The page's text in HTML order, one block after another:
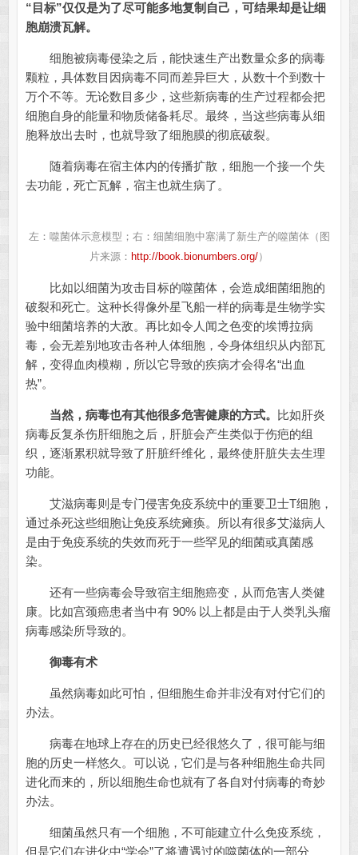
“目标”仅仅是为了尽可能多地复制自己，可结果却是让细
胞崩溃瓦解。
细胞被病毒侵染之后，能快速生产出数量众多的病毒
颗粒，具体数目因病毒不同而差异巨大，从数十个到数十
万个不等。无论数目多少，这些新病毒的生产过程都会把
细胞自身的能量和物质储备耗尽。最终，当这些病毒从细
胞释放出去时，也就导致了细胞膜的彻底破裂。
随着病毒在宿主体内的传播扩散，细胞一个接一个失
去功能，死亡瓦解，宿主也就生病了。
左：噬菌体示意模型；右：细菌细胞中塞满了新生产的噬菌体（图
片来源： http://book.bionumbers.org/）
比如以细菌为攻击目标的噬菌体，会造成细菌细胞的
破裂和死亡。这种长得像外星飞船一样的病毒是生物学实
验中细菌培养的大敌。再比如令人闻之色变的埃博拉病
毒，会无差别地攻击各种人体细胞，令身体组织从内部瓦
解，变得血肉模糊，所以它导致的疾病才会得名“出血
热”。
当然，病毒也有其他很多危害健康的方式。
比如肝炎
病毒反复杀伤肝细胞之后，肝脏会产生类似于伤疤的组
织，逐渐累积就导致了肝脏纤维化，最终使肝脏失去生理
功能。
艾滋病毒则是专门侵害免疫系统中的重要卫士T细胞，
通过杀死这些细胞让免疫系统瘫痪。所以有很多艾滋病人
是由于免疫系统的失效而死于一些罕见的细菌或真菌感
染。
还有一些病毒会导致宿主细胞癌变，从而危害人类健
康。比如宫颈癌患者当中有 90% 以上都是由于人类乳头瘤
病毒感染所导致的。
御毒有术
虽然病毒如此可怕，但细胞生命并非没有对付它们的
办法。
病毒在地球上存在的历史已经很悠久了，很可能与细
胞的历史一样悠久。可以说，它们是与各种细胞生命共同
进化而来的，所以细胞生命也就有了各自对付病毒的奇妙
办法。
细菌虽然只有一个细胞，不可能建立什么免疫系统，
但是它们在进化中“学会”了将遭遇过的噬菌体的一部分